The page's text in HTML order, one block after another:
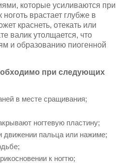
которые усиливаются при
врастает глубже в
краснеть, отекать или
валик утолщается, что
и образованию пиогенной
при следующих
в месте сращивания;
ногтевую пластину;
пальца или нажиме;
к ногтю;